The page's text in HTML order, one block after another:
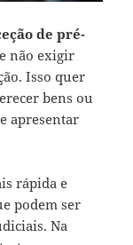
de pré-
não exigir
Isso quer
bens ou
apresentar
rápida e
podem ser
Na